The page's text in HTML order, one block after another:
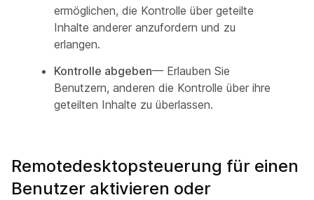
ermöglichen, die Kontrolle über geteilte
Inhalte anderer anzufordern und zu
erlangen.
Kontrolle abgeben— Erlauben Sie
Benutzern, anderen die Kontrolle über ihre
geteilten Inhalte zu überlassen.
Remotedesktopsteuerung für einen
Benutzer aktivieren oder